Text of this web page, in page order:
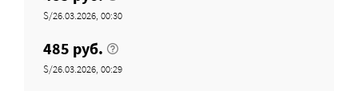
S/26.03.2026, 00:30
485 руб.
S/26.03.2026, 00:29